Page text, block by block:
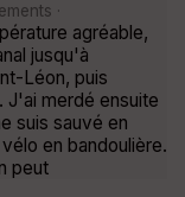
·
agréable,
jusqu'à
Léon, puis
J'ai merdé ensuite
suis sauvé en
en bandoulière.
peut